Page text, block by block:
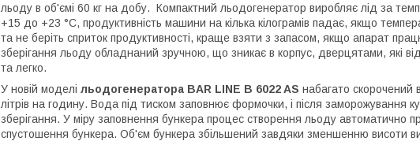
льоду в об'ємі 60 кг на добу. Компактний льодогенератор виробляє лід за
+15 до +23 °C, продуктивність машини на кілька кілограмів падає, якщо
та не беріть сприток продуктивності, краще взяти з запасом, якщо апарат
зберігання льоду обладнаний зручною, що зникає в корпус, дверцятами, які
та легко.
У новій моделі льодогенератора BAR LINE B 6022 AS набагато скорочений
літрів на годину. Вода під тиском заповнює формочки, і після заморожування
зберігання. У міру заповнення бункера процес створення льоду автоматично
спустошення бункера. Об'єм бункера збільшений завдяки зменшенню висоти